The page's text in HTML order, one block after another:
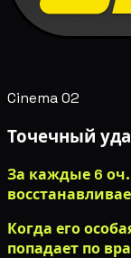
Cinema 02
Точечный
За каждые 6 оч.
Когда его
попадает по